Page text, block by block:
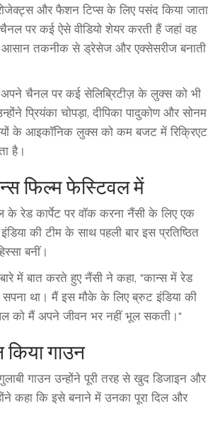
और फैशन टिप्स के लिए पसंद किया जाता
पर कई ऐसे वीडियो शेयर करती हैं जहां वह
आसान तकनीक से ड्रेसेज और एक्सेसरीज बनाती
चैनल पर कई सेलिब्रिटीज़ के लुक्स को भी
प्रियंका चोपड़ा, दीपिका पादुकोण और सोनम
के आइकॉनिक लुक्स को कम बजट में रिक्रिएट
है।
फिल्म फेस्टिवल में
के रेड कार्पेट पर वॉक करना नैंसी के लिए एक
की टीम के साथ पहली बार इस प्रतिष्ठित
बनीं।
में बात करते हुए नैंसी ने कहा, "कान्स में रेड
सपना था। मैं इस मौके के लिए ब्रुट इंडिया की
को मैं अपने जीवन भर नहीं भूल सकती।"
गाउन
गुलाबी गाउन उन्होंने पूरी तरह से खुद डिजाइन और
कहा कि इसे बनाने में उनका पूरा दिल और